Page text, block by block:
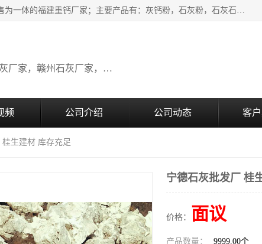
瑞金桂生建材公司一家专业从事建材产品经营研发、生产、销售为一体的福建重钙厂家；主要产品有：灰钙粉，石灰粉，石灰石，生石灰，熟石灰，氧化钙，重钙粉，氢氧化钙，农田石灰，畜牧业用石灰等。欢迎新老客户来电咨询！
广东石灰厂家，福建石灰厂家，江西石灰厂家，赣州石灰厂家，东莞石灰厂家
频 公司介绍 公司动态 客
生建材 库存充足
宁德石灰批发厂 桂
价格： 面议
产品数量： 9999.00个